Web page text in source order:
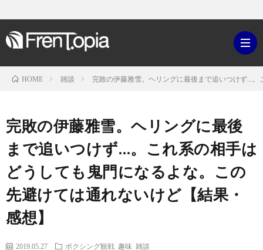
HOME 雑談 完敗の伊藤雅雪。ヘリングに最後まで追いつけず…
完敗の伊藤雅雪。ヘリングに最後
まで追いつけず…。これ系の相手は
どうしても鬼門になるよな。この
先避けては通れないけど【結果・
感想】
2019.05.27 ボクシング観戦 趣味 雑談